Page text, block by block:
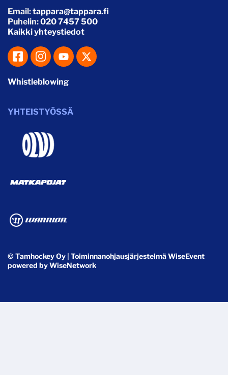
Email:tappara@tappara.fi
Puhelin:020 7457 500
Kaikki yhteystiedot
Whistleblowing
YHTEISTYÖSSÄ
© Tamhockey Oy | ToiminnanohjausjärjestelmäWiseEvent
powered byWiseNetwork